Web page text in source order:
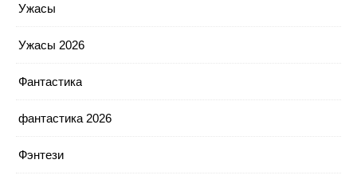
Ужасы
Ужасы 2026
Фантастика
фантастика 2026
Фэнтези